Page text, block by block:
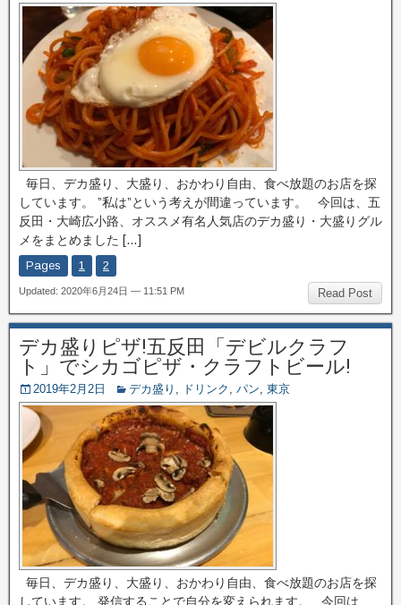
毎日、デカ盛り、大盛り、おかわり自由、食べ放題のお店を探
しています。 ”私は”という考えが間違っています。 今回は、五
反田・大崎広小路、オススメ有名人気店のデカ盛り・大盛りグル
メをまとめました […]
Pages 1 2
Read Post
Updated: 2020年6月24日 — 11:51 PM
デカ盛りピザ!五反田「デビルクラフ
ト」でシカゴピザ・クラフトビール!
2019年2月2日 デカ盛り , ドリンク , パン, 東京
毎日、デカ盛り、大盛り、おかわり自由、食べ放題のお店を探
しています。 発信することで自分を変えられます。 今回は、